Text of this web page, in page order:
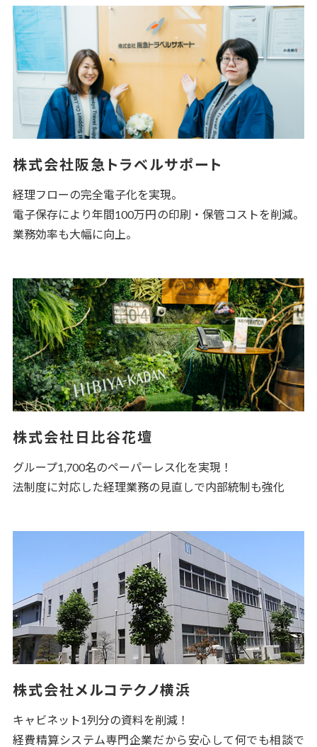
株式会社阪急トラベルサポート
経理フローの完全電子化を実現。
電子保存により年間100万円の印刷・保管コストを削減。
業務効率も大幅に向上。
株式会社日比谷花壇
グループ1,700名のペーパーレス化を実現！
法制度に対応した経理業務の見直しで内部統制も強化
株式会社メルコテクノ横浜
キャビネット1列分の資料を削減！
経費精算システム専門企業だから安心して何でも相談で